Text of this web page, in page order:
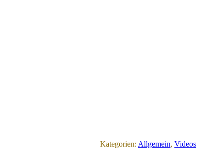
Kategorien: Allgemein, Videos